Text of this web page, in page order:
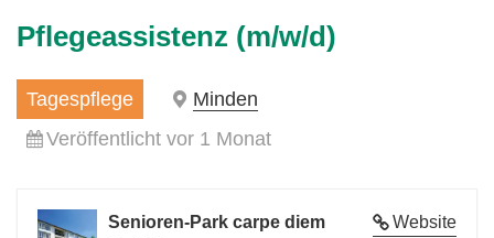
Pflegeassistenz (m/w/d)
Tagespflege
Minden
Veröffentlicht vor 1 Monat
Website
Senioren-Park carpe diem